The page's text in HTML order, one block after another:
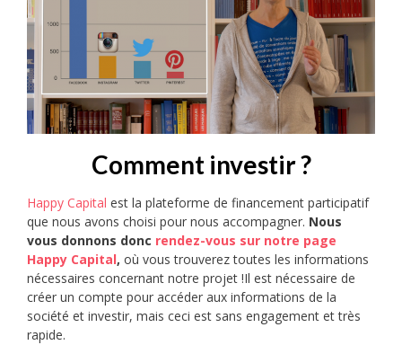
Comment investir ?
Happy Capital est la plateforme de financement participatif
que nous avons choisi pour nous accompagner. Nous
vous donnons donc rendez-vous sur notre page
Happy Capital, où vous trouverez toutes les informations
nécessaires concernant notre projet !Il est nécessaire de
créer un compte pour accéder aux informations de la
société et investir, mais ceci est sans engagement et très
rapide.